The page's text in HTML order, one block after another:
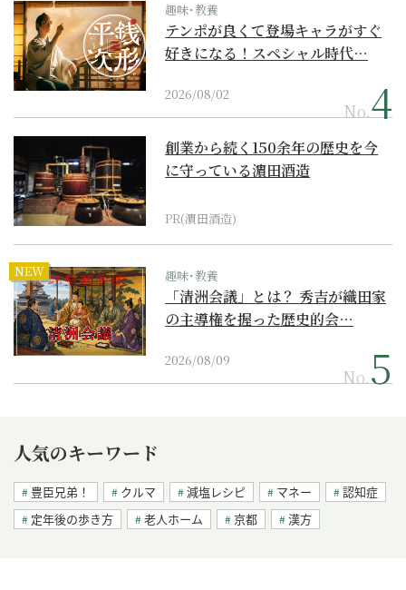
趣味･教養
テンポが良くて登場キャラがすぐ
好きになる！スペシャル時代…
2026/08/02
No.
創業から続く150余年の歴史を今
に守っている濵田酒造
PR(濵田酒造)
NEW 趣味･教養
「清洲会議」とは？ 秀吉が織田家
の主導権を握った歴史的会…
2026/08/09
No.
人気のキーワード
豊臣兄弟！ クルマ 減塩レシピ マネー
認知症
定年後の歩き方
老人ホーム 京都 漢方